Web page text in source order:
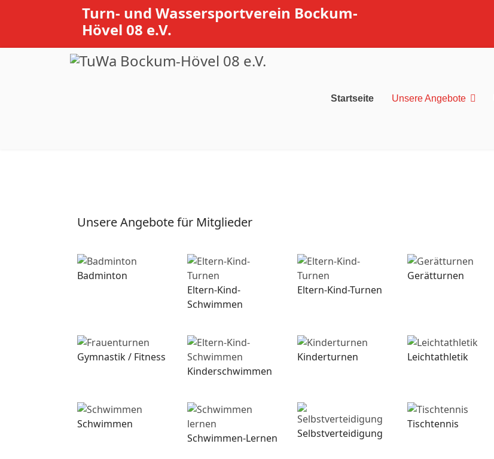
Turn- und Wassersportverein Bockum-
Hövel 08 e.V.
Startseite Unsere Angebote
Unsere Angebote für Mitglieder
Badminton
Eltern-Kind-
Schwimmen
Eltern-Kind-Turnen
Gerätturnen
Gymnastik / Fitness
Kinderschwimmen
Kinderturnen Leichtathletik
Schwimmen
Schwimmen-Lernen
Selbstverteidigung
Tischtennis